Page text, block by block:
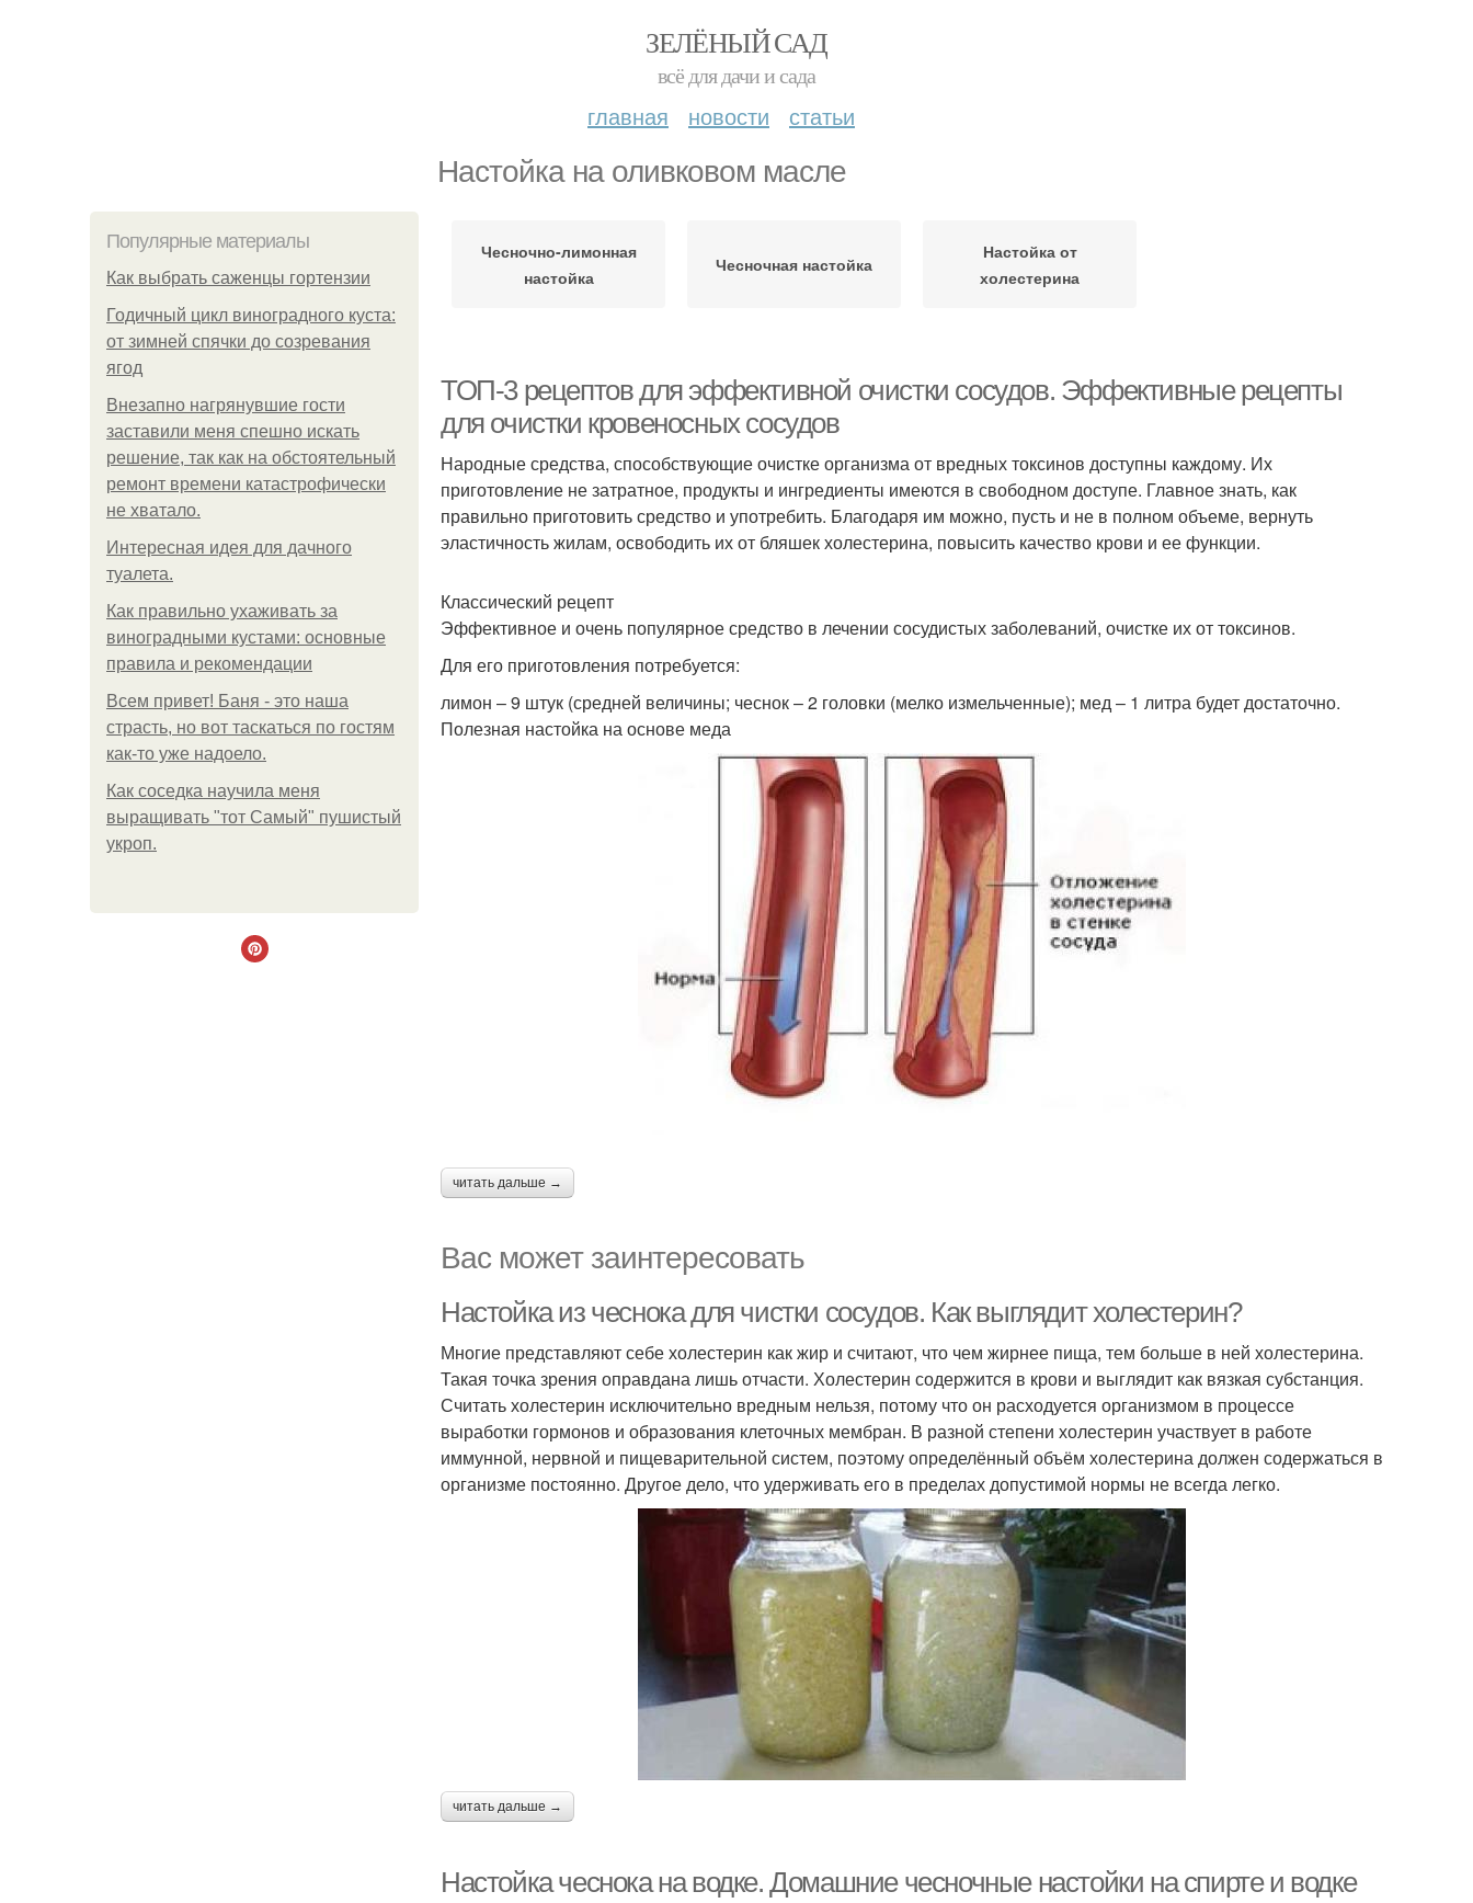
ЗЕЛЁНЫЙ САД
всё для дачи и сада
главная новости статьи
Настойка на оливковом масле
Популярные материалы
Как выбрать саженцы гортензии
Годичный цикл виноградного куста:
от зимней спячки до созревания
ягод
Внезапно нагрянувшие гости
заставили меня спешно искать
решение, так как на обстоятельный
ремонт времени катастрофически
не хватало.
Интересная идея для дачного
туалета.
Как правильно ухаживать за
виноградными кустами: основные
правила и рекомендации
Всем привет! Баня - это наша
страсть, но вот таскаться по гостям
как-то уже надоело.
Как соседка научила меня
выращивать "тот Самый" пушистый
укроп.
Чесночно-лимонная
настойка
Чесночная настойка
Настойка от
холестерина
ТОП-3 рецептов для эффективной очистки сосудов. Эффективные рецепты
для очистки кровеносных сосудов
Народные средства, способствующие очистке организма от вредных токсинов доступны каждому. Их
приготовление не затратное, продукты и ингредиенты имеются в свободном доступе. Главное знать, как
правильно приготовить средство и употребить. Благодаря им можно, пусть и не в полном объеме, вернуть
эластичность жилам, освободить их от бляшек холестерина, повысить качество крови и ее функции.
Классический рецепт
Эффективное и очень популярное средство в лечении сосудистых заболеваний, очистке их от токсинов.
Для его приготовления потребуется:
лимон – 9 штук (средней величины; чеснок – 2 головки (мелко измельченные); мед – 1 литра будет достаточно.
Полезная настойка на основе меда
читать дальше →
Вас может заинтересовать
Настойка из чеснока для чистки сосудов. Как выглядит холестерин?
Многие представляют себе холестерин как жир и считают, что чем жирнее пища, тем больше в ней холестерина.
Такая точка зрения оправдана лишь отчасти. Холестерин содержится в крови и выглядит как вязкая субстанция.
Считать холестерин исключительно вредным нельзя, потому что он расходуется организмом в процессе
выработки гормонов и образования клеточных мембран. В разной степени холестерин участвует в работе
иммунной, нервной и пищеварительной систем, поэтому определённый объём холестерина должен содержаться в
организме постоянно. Другое дело, что удерживать его в пределах допустимой нормы не всегда легко.
читать дальше →
Настойка чеснока на водке. Домашние чесночные настойки на спирте и водке